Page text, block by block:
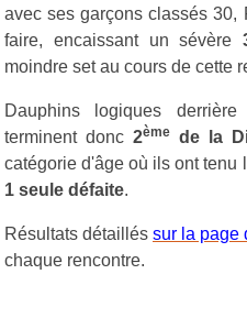
avec ses garçons classés 30,
faire, encaissant un sévère
moindre set au cours de cette
Dauphins logiques
terminent donc 2ème de la
catégorie d'âge où ils ont tenu
1 seule défaite.
Résultats détaillés sur la page
chaque rencontre.